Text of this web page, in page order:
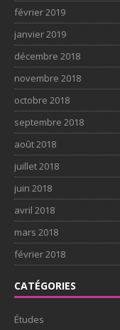
février 2019
janvier 2019
décembre 2018
novembre 2018
octobre 2018
septembre 2018
août 2018
juillet 2018
juin 2018
avril 2018
mars 2018
février 2018
CATÉGORIES
Études